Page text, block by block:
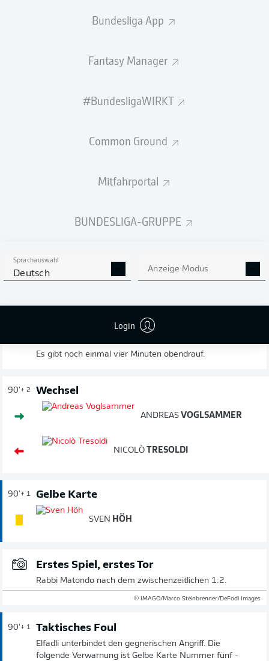
Bundesliga App
Fantasy Manager
#BundesligaWIRKT
Common Ground
Mitfahrportal
BUNDESLIGA-GRUPPE
Sprachauswahl
Deutsch Anzeige Modus
Login
45 Minuten die bessere Mannschaft und verdiente sich
die Führung durch Hefti, Hannover fand nur selten in der
Breitenreiter mit Rabbi Matondo einen
Ausgleich von Tresoldi zum 2:1 der Gäste. Mit einem
90'+ 4 Wieder Freistoß, wieder Dompé
Es gibt noch einmal vier Minuten obendrauf.
90'+ 2 Wechsel
ANDREAS VOGLSAMMER
NICOLÒ TRESOLDI
90'+ 1 Gelbe Karte
SVEN HÖH
Erstes Spiel, erstes Tor
Rabbi Matondo nach dem zwischenzeitlichen 1:2.
© IMAGO/Marco Steinbrenner/DeFodi Images
90'+ 1 Taktisches Foul
Elfadli unterbindet den gegnerischen Angriff. Die
folgende Verwarnung ist Gelbe Karte Nummer fünf -